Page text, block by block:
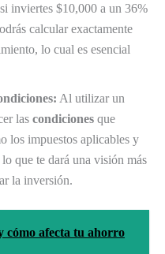
inviertes $10,000 a un 36%
calcular exactamente
lo cual es esencial
Al utilizar un
las condiciones que
los impuestos aplicables y
que te dará una visión más
la inversión.
cómo afecta tu ahorro